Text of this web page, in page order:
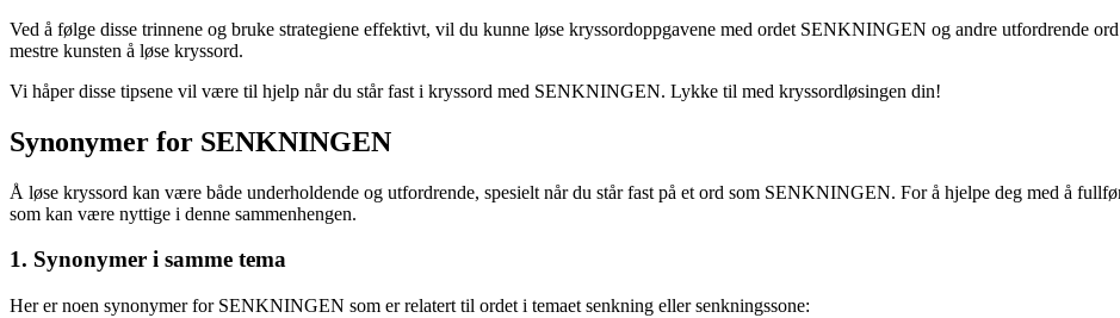
Ved å følge disse trinnene og bruke strategiene effektivt, vil du kunne løse kryssordoppgavene med ordet SENKNINGEN og andre utfordrende
mestre kunsten å løse kryssord.
Vi håper disse tipsene vil være til hjelp når du står fast i kryssord med SENKNINGEN. Lykke til med kryssordløsingen din!
Synonymer for SENKNINGEN
Å løse kryssord kan være både underholdende og utfordrende, spesielt når du står fast på et ord som SENKNINGEN. For å hjelpe deg med å
som kan være nyttige i denne sammenhengen.
1. Synonymer i samme tema
Her er noen synonymer for SENKNINGEN som er relatert til ordet i temaet senkning eller senkningssone: